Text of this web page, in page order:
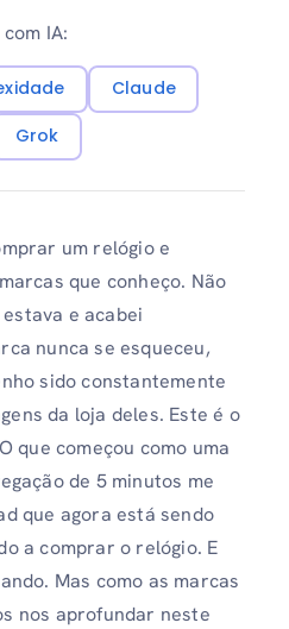
IA:
Claude
Grok
um relógio e
que conheço. Não
e acabei
nunca se esqueceu,
sido constantemente
da loja deles. Este é o
que começou como uma
de 5 minutos me
que agora está sendo
a comprar o relógio. E
Mas como as marcas
nos aprofundar neste